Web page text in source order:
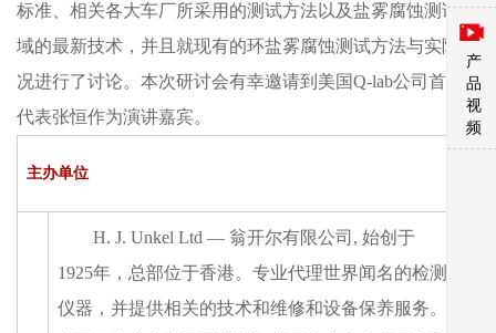
标准、相关各大车厂所采用的测试方法以及盐雾腐蚀测试领
域的最新技术，并且就现有的环盐雾腐蚀测试方法与实际情
况进行了讨论。本次研讨会有幸邀请到美国Q-lab公司首席
代表张恒作为演讲嘉宾。
主办单位
H. J. Unkel Ltd — 翁开尔有限公司, 始创于
1925年，总部位于香港。专业代理世界闻名的检测
仪器，并提供相关的技术和维修和设备保养服务。
产
品
视
频